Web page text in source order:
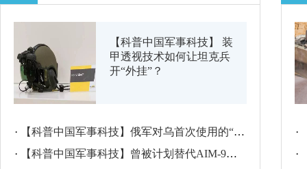
【科普中国军事科技】 装
甲透视技术如何让坦克兵
开“外挂”？
·
【科普中国军事科技】俄军对乌首次使用的“钻机”滑翔集束炸弹有何特点？
·
【科普中国军事科技】曾被计划替代AIM-9响尾蛇，英国援乌的ASRAAM导弹先进在哪儿？
·
·